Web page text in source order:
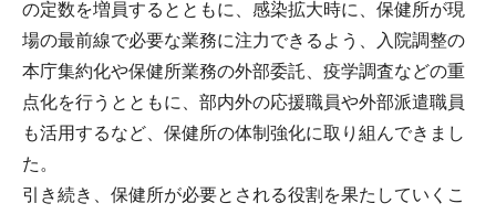
の定数を増員するとともに、感染拡大時に、保健所が現
場の最前線で必要な業務に注力できるよう、入院調整の
本庁集約化や保健所業務の外部委託、疫学調査などの重
点化を行うとともに、部内外の応援職員や外部派遣職員
も活用するなど、保健所の体制強化に取り組んできまし
た。
引き続き、保健所が必要とされる役割を果たしていくこ